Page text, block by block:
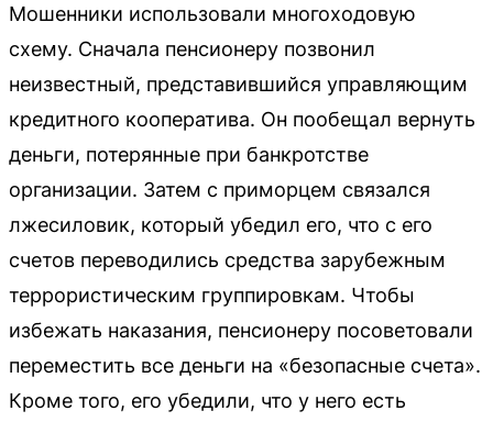
Мошенники использовали многоходовую
схему. Сначала пенсионеру позвонил
неизвестный, представившийся управляющим
кредитного кооператива. Он пообещал вернуть
деньги, потерянные при банкротстве
организации. Затем с приморцем связался
лжесиловик, который убедил его, что с его
счетов переводились средства зарубежным
террористическим группировкам. Чтобы
избежать наказания, пенсионеру посоветовали
переместить все деньги на «безопасные счета».
Кроме того, его убедили, что у него есть